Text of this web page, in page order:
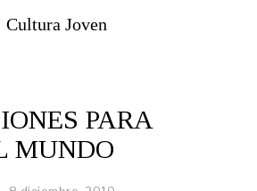
Cultura Joven
PARA
MUNDO